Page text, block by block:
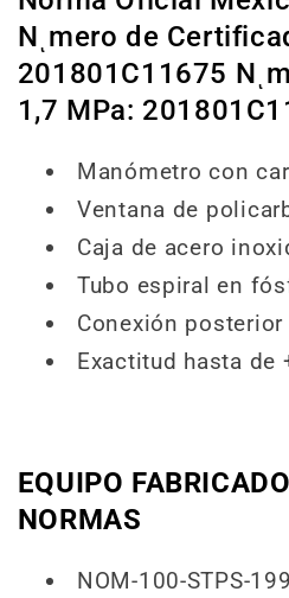
Nͺmero de
201801C11675
1,7 MPa:
Manómetro con
Ventana de
Caja de acero
Tubo espiral en
Conexión
Exactitud hasta de
EQUIPO
NORMAS
NOM-100-STPS-